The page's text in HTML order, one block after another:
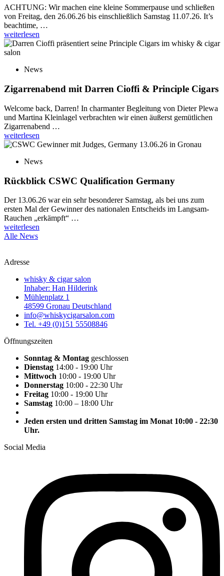
ACHTUNG: Wir machen eine kleine Sommerpause und schließen
von Freitag, den 26.06.26 bis einschließlich Samstag 11.07.26. It’s
beachtime, …
weiterlesen
News
Zigarrenabend mit Darren Cioffi & Principle Cigars
Welcome back, Darren! In charmanter Begleitung von Dieter Plewa
und Martina Kleinlagel verbrachten wir einen äußerst gemütlichen
Zigarrenabend …
weiterlesen
News
Rückblick CSWC Qualification Germany
Der 13.06.26 war ein sehr besonderer Samstag, als bei uns zum
ersten Mal der Gewinner des nationalen Entscheids im Langsam-
Rauchen „erkämpft“ …
weiterlesen
Alle News
Adresse
whisky & cigar salon
Inhaber: Han Hilderink
Mühlenplatz 1
48599 Gronau Deutschland
info@whiskycigarsalon.com
Tel. +49 (0)151 55508846
Öffnungszeiten
Sonntag & Montag geschlossen
Dienstag 14:00 - 19:00 Uhr
Mittwoch 10:00 - 19:00 Uhr
Donnerstag 10:00 - 22:30 Uhr
Freitag 10:00 - 19:00 Uhr
Samstag 10:00 – 18:00 Uhr
Jeden ersten und dritten Samstag im Monat 10:00 - 22:30
Uhr.
Social Media